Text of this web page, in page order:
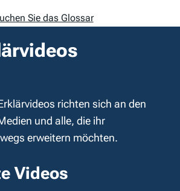
Sie das Glossar
richten sich an den
und alle, die ihr
erweitern möchten.
Videos